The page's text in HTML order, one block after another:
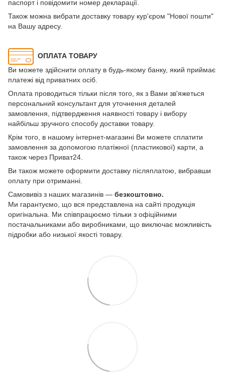
паспорт і повідомити номер декларації.
Також можна вибрати доставку товару кур'єром "Нової пошти"
на Вашу адресу.
ОПЛАТА ТОВАРУ
Ви можете здійснити оплату в будь-якому банку, який приймає
платежі від приватних осіб.
Оплата проводиться тільки після того, як з Вами зв'яжеться
персональний консультант для уточнення деталей
замовлення, підтвердження наявності товару і вибору
найбільш зручного способу доставки товару.
Крім того, в нашому інтернет-магазині Ви можете сплатити
замовлення за допомогою платіжної (пластикової) карти, а
також через Приват24.
Ви також можете оформити доставку післяплатою, вибравши
оплату при отриманні.
Самовивіз з наших магазинів — безкоштовно.
Ми гарантуємо, що вся представлена на сайті продукція
оригінальна. Ми співпрацюємо тільки з офіційними
постачальниками або виробниками, що виключає можливість
підробки або низької якості товару.